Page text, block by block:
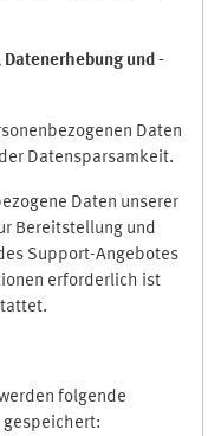
Datenerhebung und -
Daten
Datensparsamkeit.
Daten unserer
Bereitstellung und
Support-Angebotes
erforderlich ist
folgende
gespeichert: